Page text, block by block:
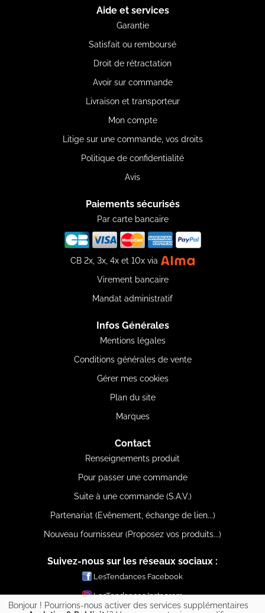
Aide et services
Garantie
Satisfait ou remboursé
Droit de rétractation
Avoir sur commande
Livraison et transporteur
Mon compte
Litige sur une commande, vos droits
Politique de confidentialité
Avis
Paiements sécurisés
Par carte bancaire
CB 2x, 3x, 4x et 10x via
Virement bancaire
Mandat administratif
Infos Générales
Mentions légales
Conditions générales de vente
Gérer mes cookies
Plan du site
Marques
Contact
Renseignements produit
Pour passer une commande
Suite à une commande (S.A.V.)
Partenariat (Evênement, échange de lien...)
Nouveau fournisseur (Proposez vos produits...)
Suivez-nous sur les réseaux sociaux :
LesTendances Facebook
LesTendances Instagram
Bonjour ! Pourrions-nous activer des services supplémentaires